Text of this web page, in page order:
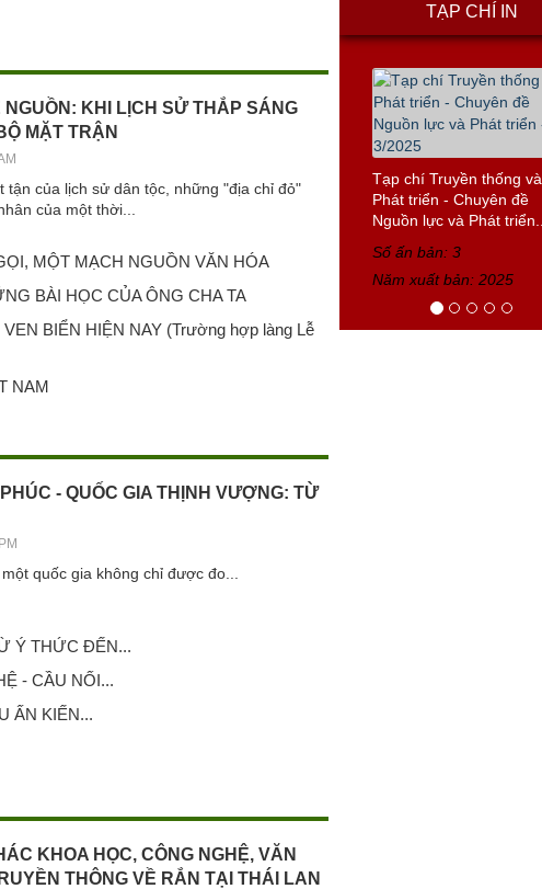
NGUỒN: KHI LỊCH SỬ THẮP SÁNG
MẶT TRẬN
tận của lịch sử dân tộc, những "địa chỉ đỏ"
của một thời...
MỘT MẠCH NGUỒN VĂN HÓA
BÀI HỌC CỦA ÔNG CHA TA
BIỂN HIỆN NAY (Trường hợp làng Lễ
NAM
- QUỐC GIA THỊNH VƯỢNG: TỪ
quốc gia không chỉ được đo...
Ý THỨC ĐẾN...
- CẦU NỐI...
ẤN KIẾN...
KHOA HỌC, CÔNG NGHỆ, VĂN
THÔNG VỀ RẮN TẠI THÁI LAN
TẠP CHÍ IN
Tạp chí Truyền thống và
Phát triển - Chuyên đề
Nguồn lực và Phát triển...
Số ấn bản: 3
Năm xuất bản: 2025